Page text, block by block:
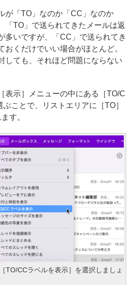
が「TO」なのか「CC」なのか
「TO」で送られてきたメールは返
多いですが、「CC」で送られてき
おくだけでいい場合がほとんど。
しても、それほど問題にならない
示］メニューの中にある［TO/C
ことで、リストエリアに［TO］
す。
TO/CCラベルを表示］を選択しましょ